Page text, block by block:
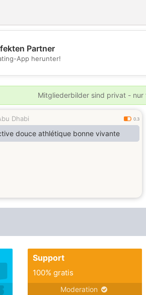
💕
Partner
App herunter!
Mitgliederbilder sind privat -
Dhabi 0.3
douce athlétique bonne vivante
Support
100% gratis
Moderation